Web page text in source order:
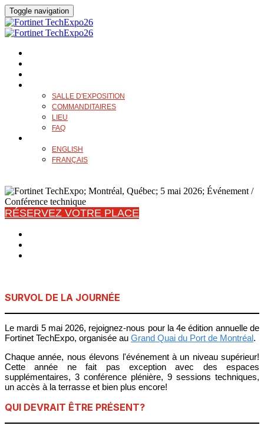
Toggle navigation
SALLE D'EXPOSITION
COMMANDITAIRES
LIEU
FAQ
ENGLISH
FRANÇAIS
RÉSERVEZ VOTRE PLACE
SURVOL DE LA JOURNÉE
Le mardi 5 mai 2026, rejoignez-nous pour la 4e édition annuelle de
Fortinet TechExpo, organisée au Grand Quai du Port de Montréal.
Chaque année, nous élevons l'événement à un niveau supérieur!
Cette année ne fait pas exception avec des espaces
supplémentaires, 3 conférence plénière, 9 sessions techniques,
un accès à la terrasse et bien plus encore!
QUI DEVRAIT ÊTRE PRÉSENT?